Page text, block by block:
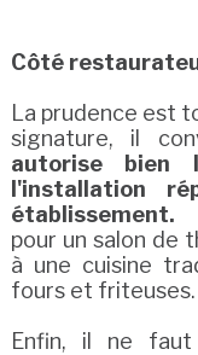
Côté
La prudence est
signature, il
autorise bien
l'installation
établissement.
pour un salon de
à une cuisine
fours et friteuses.
Enfin, il ne faut